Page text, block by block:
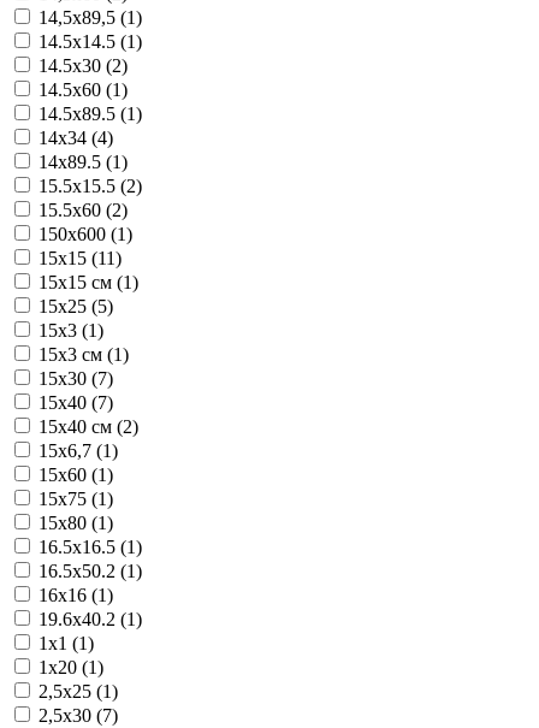
14,5x89,5 (1)
14.5x14.5 (1)
14.5x30 (2)
14.5x60 (1)
14.5x89.5 (1)
14x34 (4)
14x89.5 (1)
15.5x15.5 (2)
15.5x60 (2)
150x600 (1)
15x15 (11)
15x15 см (1)
15x25 (5)
15x3 (1)
15x3 см (1)
15x30 (7)
15x40 (7)
15x40 см (2)
15x6,7 (1)
15x60 (1)
15x75 (1)
15x80 (1)
16.5x16.5 (1)
16.5x50.2 (1)
16x16 (1)
19.6x40.2 (1)
1x1 (1)
1x20 (1)
2,5x25 (1)
2,5x30 (7)